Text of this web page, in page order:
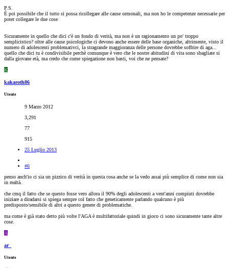
P.S.
È poi possibile che il tutto si possa ricollegare alle cause ormonali, ma non ho le competenze necessarie per
poter collegare le due cose
Sicuramente in quello che dici c'è un fondo di verità, ma non è un ragionamento un po' troppo
semplicistico? oltre alle cause psicologiche ci devono anche essere delle base organiche, altrimente, visto il
numero di adolescenti problemativci, la stragrande maggioranza delle persone dovrebbe soffrire di aga...
quello che dici tu è condivisibile perchè comunque è vero che le nostre abitudini di vita sono sbagliate si
dalla giovane età, ma credo che come spiegazione non basti, voi che ne pensate?
K
kakaroth86
Utente
9 Marzo 2012
3,291
77
915
25 Luglio 2013
#6
penso anch'io ci sia un pizzico di verità in questa cosa anche se la vedo assai più semplice di come non sia
in realtà.
che cmq il fatto che se questo fosse vero allora il 90% degli adolescenti a vent'anni compiuti dovrebbe
iniziare a diradarsi si spiega sempre col fatto che geneticamente parlando qualcuno è più
predisposto/sensibile di altri a questo genere di problematiche.
ma come è già stato detto più volte l'AGA è multifattoriale quindi in gioco ci sono sicuramente tante altre
cose.
A
ar_
Utente